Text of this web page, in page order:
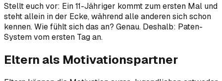
Stellt euch vor: Ein 11-Jähriger kommt zum ersten Mal und
steht allein in der Ecke, während alle anderen sich schon
kennen. Wie fühlt sich das an? Genau. Deshalb: Paten-
System vom ersten Tag an.
Eltern als Motivationspartner